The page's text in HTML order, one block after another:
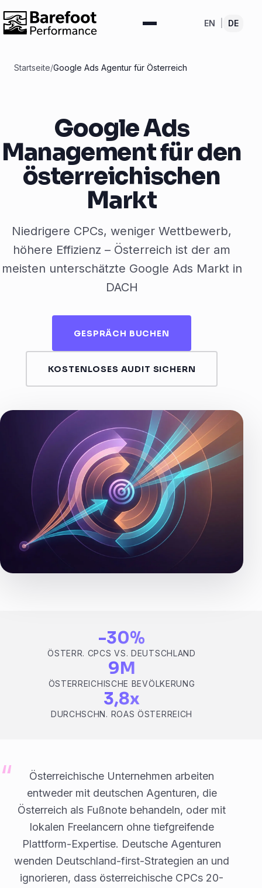
EN DE
Startseite/Google Ads Agentur für Österreich
Google Ads
Management für den
österreichischen
Markt
Niedrigere CPCs, weniger Wettbewerb,
höhere Effizienz – Österreich ist der am
meisten unterschätzte Google Ads Markt in
DACH
GESPRÄCH BUCHEN
KOSTENLOSES AUDIT SICHERN
-30%
ÖSTERR. CPCS VS. DEUTSCHLAND
9M
ÖSTERREICHISCHE BEVÖLKERUNG
3,8x
DURCHSCHN. ROAS ÖSTERREICH
Österreichische Unternehmen arbeiten
entweder mit deutschen Agenturen, die
Österreich als Fußnote behandeln, oder mit
lokalen Freelancern ohne tiefgreifende
Plattform-Expertise. Deutsche Agenturen
wenden Deutschland-first-Strategien an und
ignorieren, dass österreichische CPCs 20-